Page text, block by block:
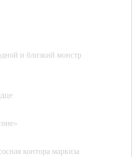
и близкий монстр
контора маркиза